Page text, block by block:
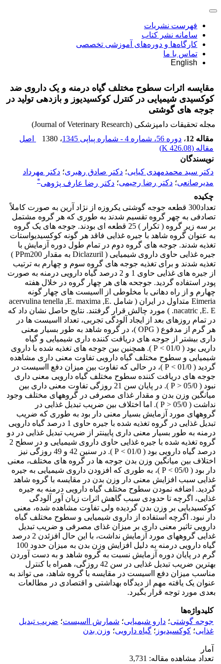
فهرست نشریات
سامانه نشر کتاب
کارگاه‌ها و دوره‌های آموزشی تخصصی
تماس با ما
English
مقایسه اثرات سطوح مختلف گیاه درمنه و یک داروی ضد
کوکسیدی شیمیایی در کنترل کوکسیدیوز و بازدهی تولید در
جوجه های گوشتی
مجله تحقیقات دامپزشکی (Journal of Veterinary Research)
مقاله 12
، دوره 56، شماره 4 - شماره پیاپی 1345 ، 1380
اصل
مقاله (426.08 K
)
نویسندگان
دکتر سید محمدمهدی کیایی؛ دکتر صادق رهبری؛ دکتر مهرداد
مدیرصانعی؛ دکتر رضا رحیمی؛ دکتر رضا عارف پژوهی*
چکیده
تعداد300 قطعه جوجه گوشتی یکروزه از نژاد آرین به صورت کاملاً
تصادفی به چهر گروه تقسیم شدند به طوری که هر گروه مشتمل
بر سه زیر گروه ( تکرار ) 25 قطعه ای بودند. جوجه های یک گروه
به عنوان گروه شاهد با جیره غذایی فاقد هر گونه کوکسیدیواستات
تغذیه شدند. جوجه های گروه دوم در تمام طول دوره آزمایش با
جیره غذایی حاوی داروی شیمیایی ( Diclazuril به مقدار PPm200 )
تغذیه شدند و برای تغذیه جوجه های گروه سوم و چهارم به ترتیب
از جیره های غذایی حاوی 1 و 2 درصد گیاه دارویی درمنه به صورت
پودر استفاده گردید. جوجحه های هر چهار گروه در خلال هفته
چهارم و از راه دهانی با مخلوطی از ااسیست های چهار گونه
Eimeria متداول در ایران ( شامل acervulina tenella ,E. maxima ,E.
nacatric ,E. E. ) مورد چالش قرار گرفتند. نتایج حاصل نشان داد که
در تمام روزهای بعد از ایجاد آلودگی تجربی، تعداد ااسیست ها در
هر گرم از مدفوع ( OPG )، در گروه شاهد به طور بسیار معنی
داری بیشتر از جوجه های دریافت کننده داری شیمیایی و گیاه
داریی بود ( 01/0 > P ). همچنین بین جوجه های تغذیه شده با داروی
شیمیایی و سطوح مختلف گیاه دارویی تفاوت معنی داری مشاهده
گردید ( 01/0 > P )، در حالی که تفاوت بین میزان دفع ااسیست در
جوجه های دریافت کننده سطوح مختلف گیاه دارویی معنی داری
نبود ( 05/0 < P ). در پایان سن 21 روزگی تفاوت معنی داری بین
میانگین وزن بدن و مقدار غذای مصرفی در گروههای مختلف وجود
نداشت ( 05/0 < P ). اما اختلاف بین ضریب تبدیل غذایی در
گروههای مورد آزمایش بسیار معنی دار بود به طوری که ضریب
تبدیل غذایی در گروه تغذیه شده با جیره حاوی 1 درصد گیاه دارویی
درمنه به طور بسیار معنی داری پایینتر از ضریب تبدیل غذایی در دو
گروه تغذیه شده با جیره غذایی حاوی داروی شیمیایی و در سطح 2
درصد گیاه دارویی بود ( 01/0 > P ). در سنین 42 و 49 روزگی نیز
اختلاف بین میانگین وزن بدن جوجه ها در گروه های مختلف، معنی
دار بود ( 05/0 > P )، به طوری که افزودن داروی شیمیایی به جیره
غذایی سبب افزایش معنی دار وزن بدن در مقایسه با گروه شاهد
گردید. اضافه نمودن سطوح مختلف گیاه دارویی درمنه به جیره
غذایی، اگرچه تا حدودی سبب گاهش اثرات زیان آور آلودگی
کوکسیدیایی بر وزن بدن گردیده ولی تفاوت مشاهده شده، معنی
دار نبود. اگرچه استفاده از داروی شیمیایی و سطوح مختلف گیاه
دارویی تاثیر معنی داری بر میزان غذای مصرفی و ضریب تبدیل
غدایی گروههای مورد آزمایش نداشت، با این حال افزئدن 2 درصد
گیاه دارویی درمنه به دلیل افزایش وزن بدن به میزان حدود 100
گرم در پایان دوره آزمایش نسبت به گروه شاهد و به دست آوردن
بهترین ضریب تبدیل غذایی در سن 42 روزگی، همراه با کنترل
مناسب میزان دفع ااسیست در مقایسه با گروه شاهد، می تواند به
عنوان یک یافته مهم از دیدگاه بهداشتی و اقتصادی در مطالعات
بعدی مورد توجه قرار بگیرد.
کلیدواژه‌ها
جوجه گوشتی؛ دارو شیمیایی؛ شمارش ااسیست؛ ضریب تبدیل
غذایی؛ کوکسیدیوز ؛ گیاه دارویی؛ وزن بدن
آمار
تعداد مشاهده مقاله: 3,731